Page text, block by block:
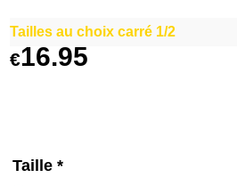
Tailles au choix carré 1/2
€16.95
Taille *